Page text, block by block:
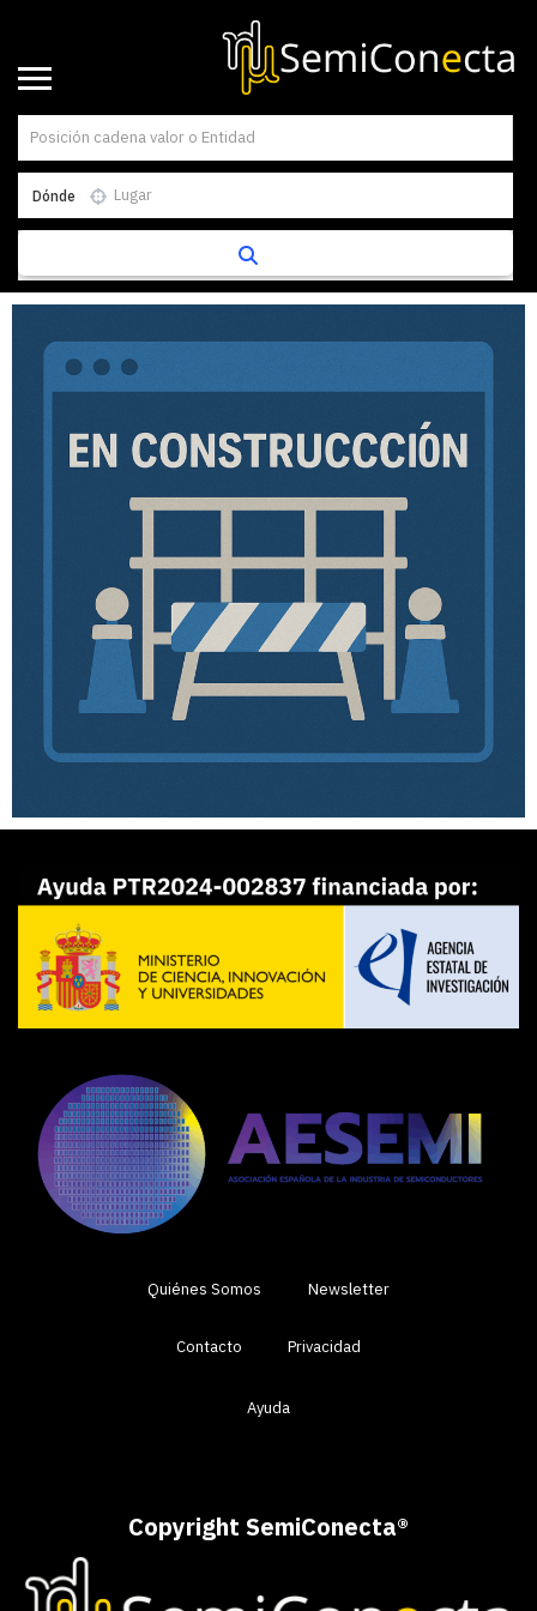
Dónde
Quiénes Somos Newsletter
Contacto Privacidad
Ayuda
Copyright SemiConecta®